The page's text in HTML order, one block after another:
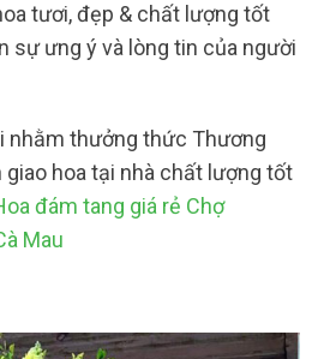
tươi, đẹp & chất lượng tốt
sự ưng ý và lòng tin của người
nhằm thưởng thức Thương
giao hoa tại nhà chất lượng tốt
đám tang giá rẻ Chợ
Mau